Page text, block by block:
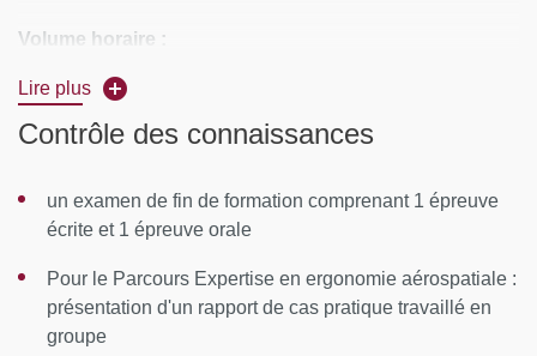
Volume horaire :
Parcours Expertise en ergonomie aérospatiale : 148
heures
Calendrier: novembre à mai
Rythme :1 semaine par mois, du lundi 14h au vendredi
midi
Lire plus
Contrôle des connaissances
un examen de fin de formation comprenant 1 épreuve
écrite et 1 épreuve orale
Pour le Parcours Expertise en ergonomie aérospatiale :
présentation d'un rapport de cas pratique travaillé en
groupe